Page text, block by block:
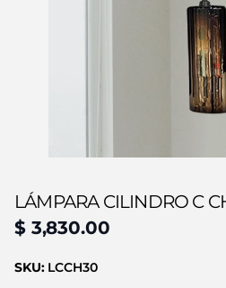
LÁMPARA CILINDRO C
$ 3,830.00
SKU:LCCH30